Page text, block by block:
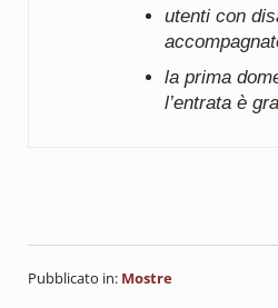
utenti con
la prima
l’entrata è
Pubblicato in: Mostre